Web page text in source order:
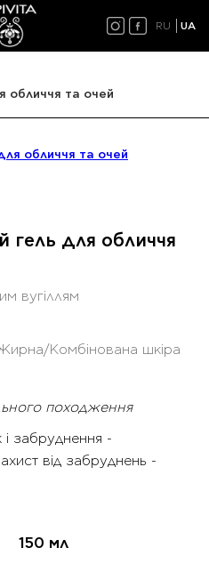
RU UA
обличчя та очей
для обличчя
вугіллям
Комбінована шкіра
походження
забруднення -
від забруднень -
150 мл